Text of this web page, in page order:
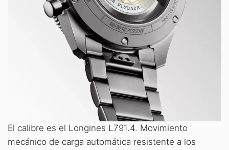
El calibre es el Longines L791.4. Movimiento
mecánico de carga automática resistente a los